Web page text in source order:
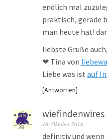
endlich mal
praktisch, gerade
man heute hat!
liebste Grüße auch,
❤ Tina von
Liebe was ist auf
Antworten
wiefindenwires
16. Oktober 2018
definitiv und wenn